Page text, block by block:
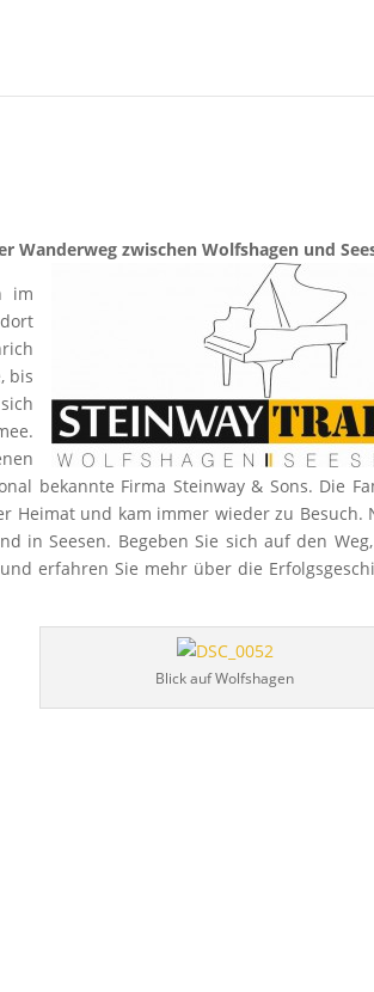
Wanderweg zwischen Wolfshagen und
im
bis
bekannte Firma Steinway & Sons. Die
Heimat und kam immer wieder zu Besuch.
in Seesen. Begeben Sie sich auf den
erfahren Sie mehr über die
Blick auf Wolfshagen